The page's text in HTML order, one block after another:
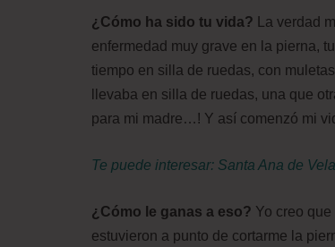
¿Cómo ha sido tu vida? La verdad
enfermedad muy grave en la pierna,
tiempo en silla de ruedas, con
llevaba en silla de ruedas, una que
para mi madre…! Y así comenzó mi
Te puede interesar: Santa Ana de
¿Cómo le ganas a eso? Yo creo
estuvieron a punto de cortarme la